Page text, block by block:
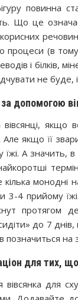
повинна
Що це
речовин
процеси (в
і білків,
не
допомогою
якщо
якщо її
А значить,
монодні
3-4 прийому
протягом
до 7
позначиться на
для тих,
для